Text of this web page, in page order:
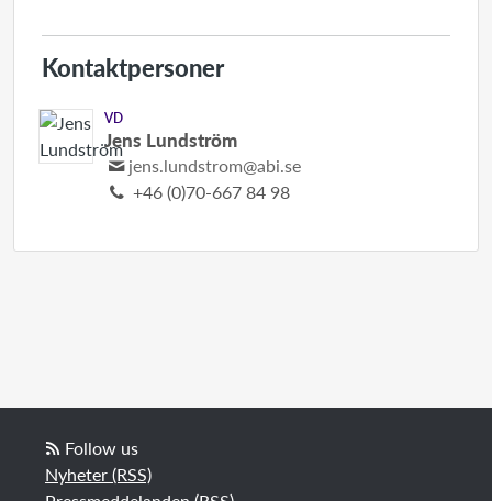
Kontaktpersoner
VD
Jens Lundström
jens.lundstrom@abi.se
+46 (0)70-667 84 98
Follow us
Nyheter (RSS)